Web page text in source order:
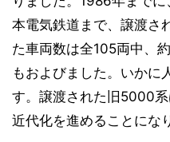
本電気鉄道まで、譲渡さ
た車両数は全105両中、
もおよびました。いかに
す。譲渡された旧5000
近代化を進めることにな